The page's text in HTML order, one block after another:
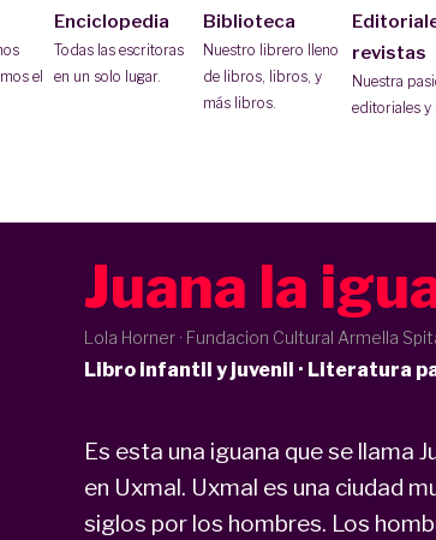
el
Enciclopedia
Todas las escritoras
en un solo lugar.
Biblioteca
Nuestro librero lleno
de libros, libros, y
más libros.
revistas
Nuestra
editoriales y
Juana la
Lola Horner · Fundacion Cultural Armella
Libro infantil y juvenil · Literatura
Es esta una iguana que se llama
en Uxmal. Uxmal es una ciudad
siglos por los hombres. Los